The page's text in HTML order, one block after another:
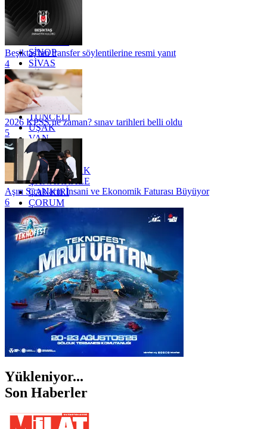
OSMANİYE
RİZE
SAKARYA
SİNOP
SİVAS
SİİRT
TEKİRDAĞ
TOKAT
TRABZON
TUNCELİ
UŞAK
VAN
YALOVA
YOZGAT
ZONGULDAK
ÇANAKKALE
ÇANKIRI
ÇORUM
İSTANBUL
İZMİR
ŞANLIURFA
ŞIRNAK
Beşiktaş'tan transfer söylentilerine resmi yanıt
4
2026 KPSS ne zaman? sınav tarihleri belli oldu
5
Aşırı Sıcakların İnsani ve Ekonomik Faturası Büyüyor
6
Yükleniyor...
Son Haberler